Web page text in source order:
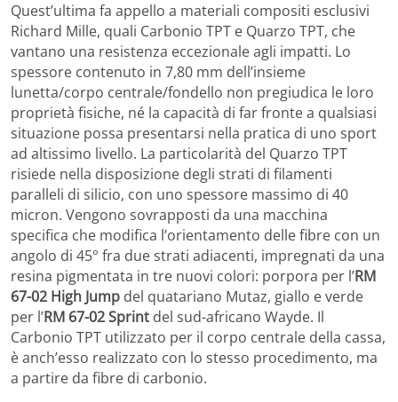
Quest’ultima fa appello a materiali compositi esclusivi
Richard Mille, quali Carbonio TPT e Quarzo TPT, che
vantano una resistenza eccezionale agli impatti. Lo
spessore contenuto in 7,80 mm dell’insieme
lunetta/corpo centrale/fondello non pregiudica le loro
proprietà fisiche, né la capacità di far fronte a qualsiasi
situazione possa presentarsi nella pratica di uno sport
ad altissimo livello. La particolarità del Quarzo TPT
risiede nella disposizione degli strati di filamenti
paralleli di silicio, con uno spessore massimo di 40
micron. Vengono sovrapposti da una macchina
specifica che modifica l’orientamento delle fibre con un
angolo di 45° fra due strati adiacenti, impregnati da una
resina pigmentata in tre nuovi colori: porpora per l’RM
67-02 High Jump del quatariano Mutaz, giallo e verde
per l’RM 67-02 Sprint del sud-africano Wayde. Il
Carbonio TPT utilizzato per il corpo centrale della cassa,
è anch’esso realizzato con lo stesso procedimento, ma
a partire da fibre di carbonio.